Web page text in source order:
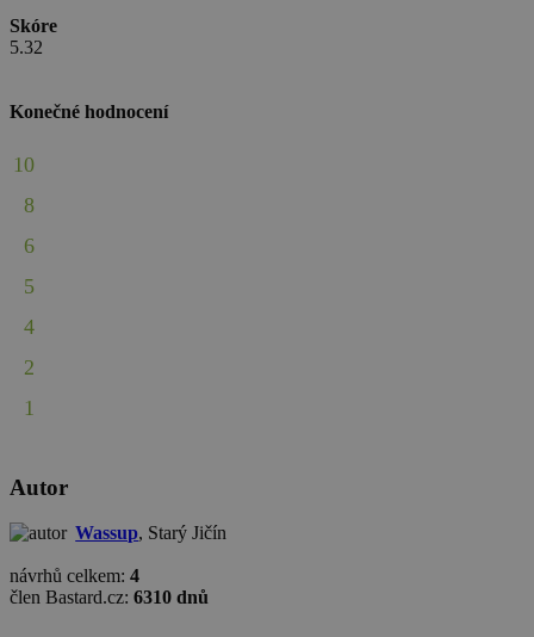
Skóre
5.32
Konečné hodnocení
10
8
6
5
4
2
1
Autor
Wassup, Starý Jičín
návrhů celkem: 4
člen Bastard.cz: 6310 dnů